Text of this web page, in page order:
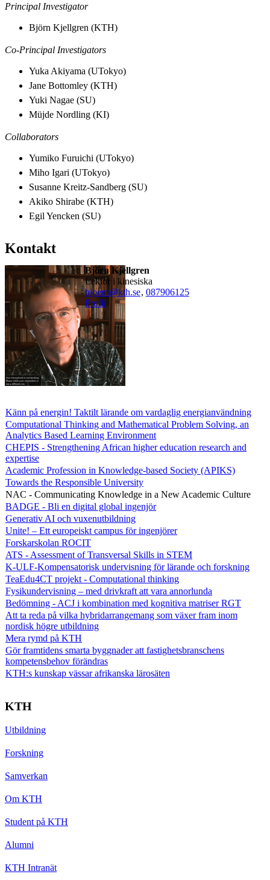
Principal Investigator
Björn Kjellgren (KTH)
Co-Principal Investigators
Yuka Akiyama (UTokyo)
Jane Bottomley (KTH)
Yuki Nagae (SU)
Müjde Nordling (KI)
Collaborators
Yumiko Furuichi (UTokyo)
Miho Igari (UTokyo)
Susanne Kreitz-Sandberg (SU)
Akiko Shirabe (KTH)
Egil Yencken (SU)
Kontakt
Björn Kjellgren
lektor i kinesiska
bjoern@kth.se, 087906125
Profil
Känn på energin! Taktilt lärande om vardaglig energianvändning
Computational Thinking and Mathematical Problem Solving, an
Analytics Based Learning Environment
CHEPIS - Strengthening African higher education research and
expertise
Academic Profession in Knowledge-based Society (APIKS)
Towards the Responsible University
NAC - Communicating Knowledge in a New Academic Culture
BADGE - Bli en digital global ingenjör
Generativ AI och vuxenutbildning
Unite! – Ett europeiskt campus för ingenjörer
Forskarskolan ROCIT
ATS - Assessment of Transversal Skills in STEM
K-ULF-Kompensatorisk undervisning för lärande och forskning
TeaEdu4CT projekt - Computational thinking
Fysikundervisning – med drivkraft att vara annorlunda
Bedömning - ACJ i kombination med kognitiva matriser RGT
Att ta reda på vilka hybridarrangemang som växer fram inom
nordisk högre utbildning
Mera rymd på KTH
Gör framtidens smarta byggnader att fastighetsbranschens
kompetensbehov förändras
KTH:s kunskap vässar afrikanska lärosäten
KTH
Utbildning
Forskning
Samverkan
Om KTH
Student på KTH
Alumni
KTH Intranät